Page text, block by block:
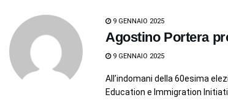
9 GENNAIO 2025
Agostino Portera
9 GENNAIO 2025
All’indomani della 60esima
Education e Immigration